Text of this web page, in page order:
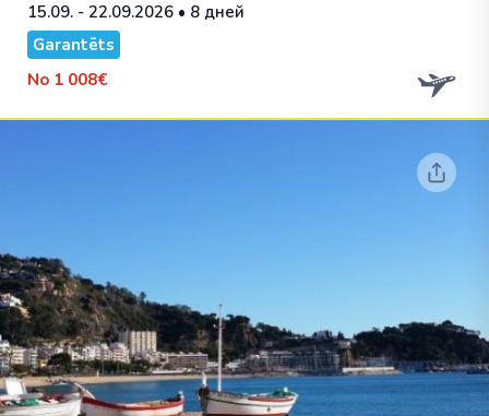
15.09. - 22.09.2026 • 8 дней
Garantēts
No 1 008€